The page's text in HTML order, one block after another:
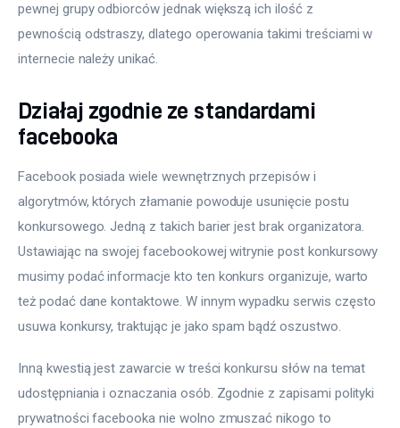
pewnej grupy odbiorców jednak większą ich ilość z
pewnością odstraszy, dlatego operowania takimi treściami w
internecie należy unikać.
Działaj zgodnie ze standardami
facebooka
Facebook posiada wiele wewnętrznych przepisów i
algorytmów, których złamanie powoduje usunięcie postu
konkursowego. Jedną z takich barier jest brak organizatora.
Ustawiając na swojej facebookowej witrynie post konkursowy
musimy podać informacje kto ten konkurs organizuje, warto
też podać dane kontaktowe. W innym wypadku serwis często
usuwa konkursy, traktując je jako spam bądź oszustwo.
Inną kwestią jest zawarcie w treści konkursu słów na temat
udostępniania i oznaczania osób. Zgodnie z zapisami polityki
prywatności facebooka nie wolno zmuszać nikogo to